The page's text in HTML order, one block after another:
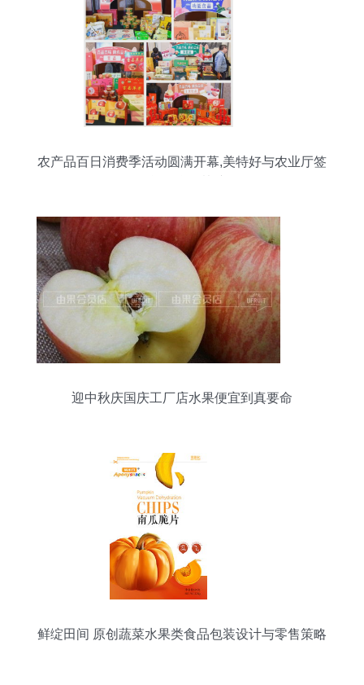
农产品百日消费季活动圆满开幕,美特好与农业厅签
迎中秋庆国庆工厂店水果便宜到真要命
鲜绽田间 原创蔬菜水果类食品包装设计与零售策略